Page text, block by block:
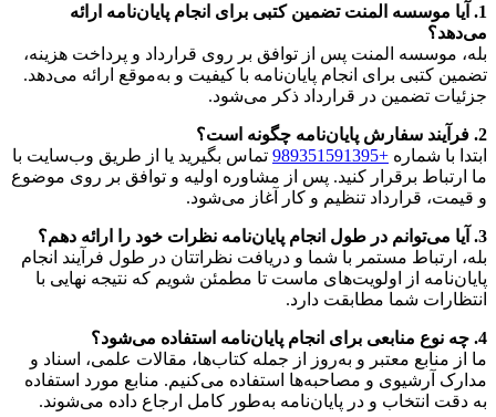
1. آیا موسسه المنت تضمین کتبی برای انجام پایان‌نامه ارائه
می‌دهد؟
بله، موسسه المنت پس از توافق بر روی قرارداد و پرداخت هزینه،
تضمین کتبی برای انجام پایان‌نامه با کیفیت و به‌موقع ارائه می‌دهد.
جزئیات تضمین در قرارداد ذکر می‌شود.
2. فرآیند سفارش پایان‌نامه چگونه است؟
ابتدا با شماره +989351591395
تماس بگیرید یا از طریق وب‌سایت با
ما ارتباط برقرار کنید. پس از مشاوره اولیه و توافق بر روی موضوع
و قیمت، قرارداد تنظیم و کار آغاز می‌شود.
3. آیا می‌توانم در طول انجام پایان‌نامه نظرات خود را ارائه دهم؟
بله، ارتباط مستمر با شما و دریافت نظراتتان در طول فرآیند انجام
پایان‌نامه از اولویت‌های ماست تا مطمئن شویم که نتیجه نهایی با
انتظارات شما مطابقت دارد.
4. چه نوع منابعی برای انجام پایان‌نامه استفاده می‌شود؟
ما از منابع معتبر و به‌روز از جمله کتاب‌ها، مقالات علمی، اسناد و
مدارک آرشیوی و مصاحبه‌ها استفاده می‌کنیم. منابع مورد استفاده
به دقت انتخاب و در پایان‌نامه به‌طور کامل ارجاع داده می‌شوند.